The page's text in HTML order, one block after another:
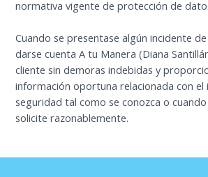
normativa vigente de protección de
Cuando se presentase algún incidente
darse cuenta A tu Manera (Diana
cliente sin demoras indebidas y
información oportuna relacionada con el
seguridad tal como se conozca o
solicite razonablemente.